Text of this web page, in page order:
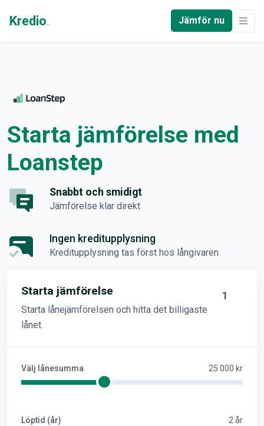
Kredio. Jämför nu
Starta jämförelse med
Loanstep
Snabbt och smidigt
Jämförelse klar direkt
Ingen kreditupplysning
Kreditupplysning tas först hos långivaren
Starta jämförelse
Starta lånejämförelsen och hitta det billigaste
lånet.
1
Välj lånesumma 25 000 kr
Löptid (år) 2 år